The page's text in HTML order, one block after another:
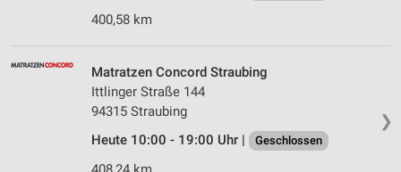
400,58 km
❯
Matratzen Concord Straubing
Ittlinger Straße 144
94315 Straubing
Heute 10:00 - 19:00 Uhr |
Geschlossen